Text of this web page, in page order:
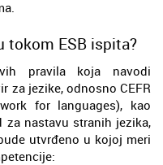
tokom ESB ispita?
pravila koja navodi
za jezike, odnosno CEFR
for languages), kao
nastavu stranih jezika,
utvrđeno u kojoj meri